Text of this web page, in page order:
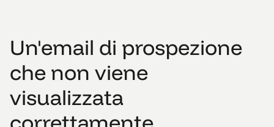
Un'email di prospezione
che non viene
visualizzata